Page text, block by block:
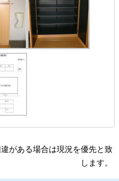
がある場合は現況を優先と致
します。